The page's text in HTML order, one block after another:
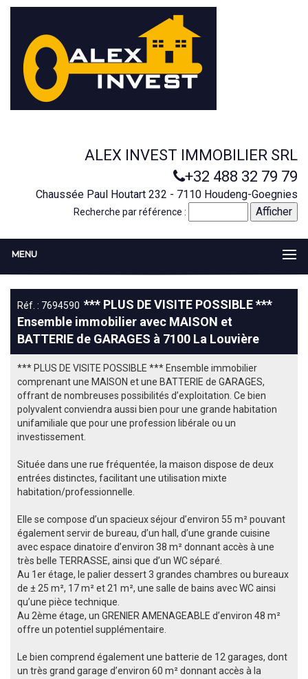
ALEX INVEST IMMOBILIER SRL
+32 488 32 79 79
Chaussée Paul Houtart 232 - 7110 Houdeng-Goegnies
Recherche par référence :
MENU
Réf. : 7694590 *** PLUS DE VISITE POSSIBLE ***
Ensemble immobilier avec MAISON et
BATTERIE de GARAGES à 7100 La Louvière
*** PLUS DE VISITE POSSIBLE *** Ensemble immobilier
comprenant une MAISON et une BATTERIE de GARAGES,
offrant de nombreuses possibilités d’exploitation. Ce bien
polyvalent conviendra aussi bien pour une grande habitation
unifamiliale que pour une profession libérale ou un
investissement.
Située dans une rue fréquentée, la maison dispose de deux
entrées distinctes, facilitant une utilisation mixte
habitation/professionnelle.
Elle se compose d’un spacieux séjour d’environ 55 m² pouvant
également servir de bureau, d’un hall, d’une grande cuisine
avec espace dinatoire d’environ 38 m² donnant accès à une
très belle TERRASSE, ainsi que d’un WC séparé.
Au 1er étage, le palier dessert 3 grandes chambres ou bureaux
de ± 25 m², 17 m² et 21 m², une salle de bains avec WC ainsi
qu’une pièce technique.
Au 2ème étage, un GRENIER AMENAGEABLE d’environ 48 m²
offre un potentiel supplémentaire.
Le bien comprend également une batterie de 12 garages, dont
un très grand garage d’environ 60 m² donnant accès à la